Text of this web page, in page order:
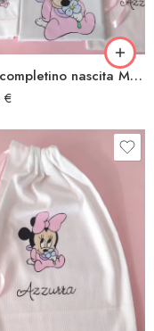
Primo completino nascita Minnie fiore
€